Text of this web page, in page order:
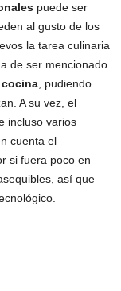
puede ser
al gusto de los
la tarea culinaria
de ser mencionado
, pudiendo
A su vez, el
incluso varios
cuenta el
si fuera poco en
así que